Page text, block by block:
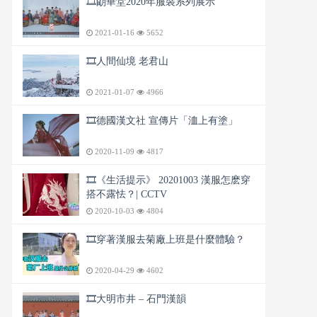
2021-01-16 5652
🎞️人間仙境 老君山
2021-01-07 4966
🎞️德國漢文社 宣傳片「洫上有塗」
2020-11-09 4817
🎞️《生活提示》 20201003 漢服怎麽穿
搭不露怯？| CCTV
2020-10-03 4804
🎞️穿著漢服去菊廠上班是什麼體驗？
2020-04-29 4602
🎞️大明市井 – 石門漢韻